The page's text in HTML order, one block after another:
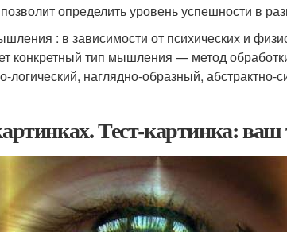
определить уровень успешности в
: в зависимости от психических и
конкретный тип мышления — метод
наглядно-образный, абстрактно-
Тест-картинка: